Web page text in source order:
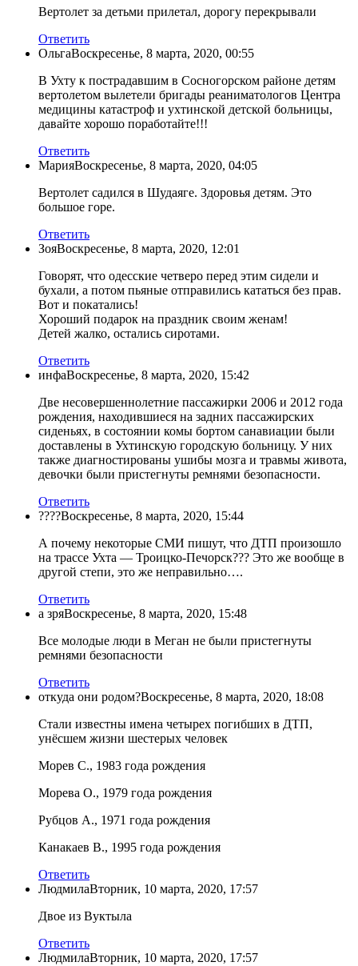
Вертолет за детьми прилетал, дорогу перекрывали
Ответить
ОльгаВоскресенье, 8 марта, 2020, 00:55
В Ухту к пострадавшим в Сосногорском районе детям
вертолетом вылетели бригады реаниматологов Центра
медицины катастроф и ухтинской детской больницы,
давайте хорошо поработайте!!!
Ответить
МарияВоскресенье, 8 марта, 2020, 04:05
Вертолет садился в Шудаяге. Здоровья детям. Это
большое горе.
Ответить
ЗояВоскресенье, 8 марта, 2020, 12:01
Говорят, что одесские четверо перед этим сидели и
бухали, а потом пьяные отправились кататься без прав.
Вот и покатались!
Хороший подарок на праздник своим женам!
Детей жалко, остались сиротами.
Ответить
инфаВоскресенье, 8 марта, 2020, 15:42
Две несовершеннолетние пассажирки 2006 и 2012 года
рождения, находившиеся на задних пассажирских
сиденьях, в состоянии комы бортом санавиации были
доставлены в Ухтинскую городскую больницу. У них
также диагностированы ушибы мозга и травмы живота,
девочки были пристегнуты ремнями безопасности.
Ответить
????Воскресенье, 8 марта, 2020, 15:44
А почему некоторые СМИ пишут, что ДТП произошло
на трассе Ухта — Троицко-Печорск??? Это же вообще в
другой степи, это же неправильно….
Ответить
а зряВоскресенье, 8 марта, 2020, 15:48
Все молодые люди в Меган не были пристегнуты
ремнями безопасности
Ответить
откуда они родом?Воскресенье, 8 марта, 2020, 18:08
Стали известны имена четырех погибших в ДТП,
унёсшем жизни шестерых человек
Морев С., 1983 года рождения
Морева О., 1979 года рождения
Рубцов А., 1971 года рождения
Канакаев В., 1995 года рождения
Ответить
ЛюдмилаВторник, 10 марта, 2020, 17:57
Двое из Вуктыла
Ответить
ЛюдмилаВторник, 10 марта, 2020, 17:57